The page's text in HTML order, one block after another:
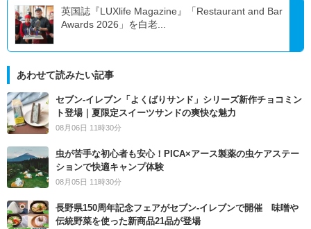
英国誌『LUXlife Magazine』「Restaurant and Bar
Awards 2026」を白老...
あわせて読みたい記事
セブン‐イレブン「よくばりサンド」シリーズ新作チョコミン
ト登場｜夏限定スイーツサンドの爽快な魅力
08月06日 11時30分
虫が苦手な初心者も安心！PICA×アース製薬の虫ケアステー
ションで快適キャンプ体験
08月05日 11時30分
長野県150周年記念フェアがセブン-イレブンで開催 味噌や
伝統野菜を使った新商品21品が登場